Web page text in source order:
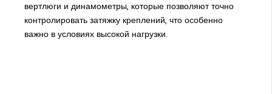
вертлюги и динамометры, которые позволяют точно
контролировать затяжку креплений, что особенно
важно в условиях высокой нагрузки.